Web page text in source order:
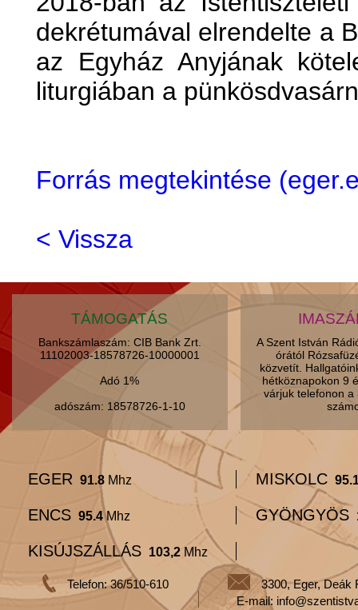
dekrétumával elrendelte a
az Egyház Anyjának
liturgiában a
Forrás megtekintése
< Vissza
TÁMOGATÁS
Bankszámlaszám: CIB Bank Zrt.
11102003-18578726-10000001
Adó 1%
adószám: 18578726-1-10
A Szent István
órától
közvetít.
hétköznapokon 9
várjuk telefonon
EGER 91.8 Mhz MISKOLC
ENCS 95.4Mhz GYÖNGYÖS
KISÚJSZÁLLÁS 103,2 Mhz
Telefon: 36/510-610
3300, Eger, Deák
E-mail: